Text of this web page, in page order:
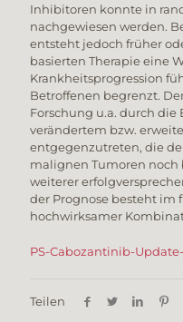
Inhibitoren konnte in
nachgewiesen werden.
entsteht jedoch früher
basierten Therapie eine
Krankheitsprogression
Betroffenen begrenzt.
Forschung u.a. durch
verändertem bzw.
entgegenzutreten, die
malignen Tumoren noch
weiterer
der Prognose besteht im
hochwirksamer
PS-Cabozantinib-
Teilen